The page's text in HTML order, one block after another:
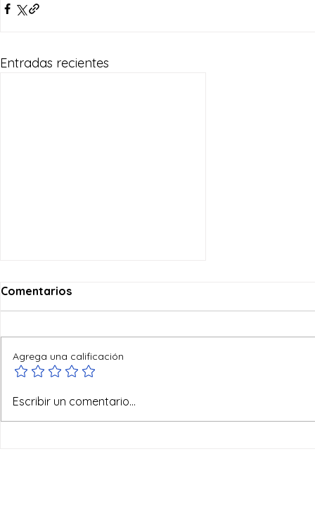
Entradas recientes
Ofertas de verano
Comentarios
Agrega una calificación
Escribir un comentario...